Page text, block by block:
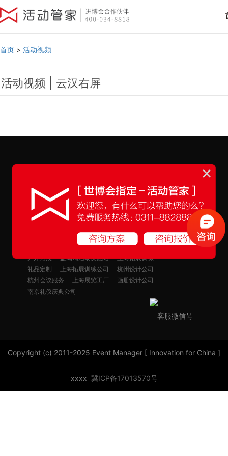
首页 > 活动视频
活动视频 | 云汉右屏
开业仪式
年会尾牙
版权声明
友情链接
上海活动策划公司
石家庄活动策划公司
石家庄年会策划公司
户外拓展
益闻网活动灵感站
上海拓展训练
礼品定制
上海拓展训练公司
杭州设计公司
杭州会议服务
上海展览工厂
画册设计公司
南京礼仪庆典公司
客服微信号
Copyright (c) 2011-2025 Event Manager [ Innovation for China ]
xxxx 冀ICP备17013570号